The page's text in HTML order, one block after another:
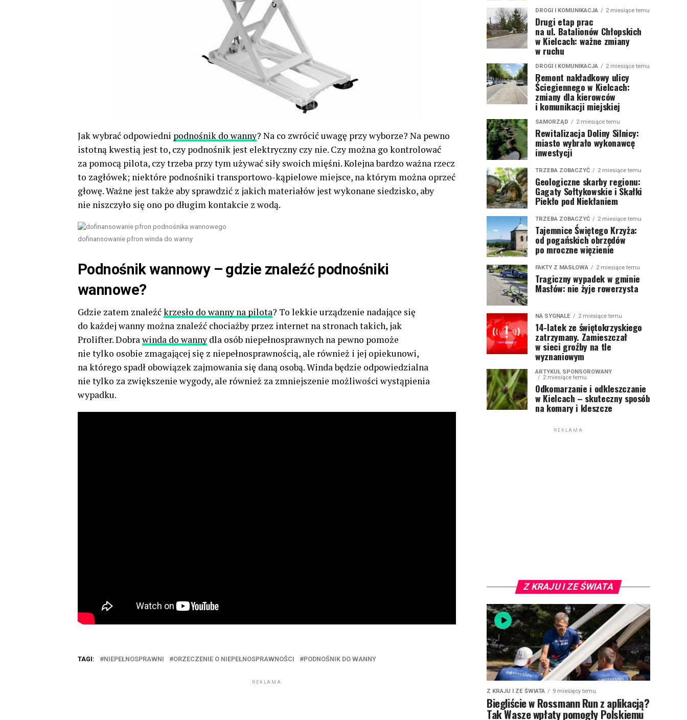
Jak wybrać odpowiedni podnośnik do wanny? Na co zwrócić uwagę przy wyborze? Na pewno
istotną kwestią jest to, czy podnośnik jest elektryczny czy nie. Czy można go kontrolować
za pomocą pilota, czy trzeba przy tym używać siły swoich mięśni. Kolejna bardzo ważna rzecz
to zagłówek; niektóre podnośniki transportowo-kąpielowe miejsce, na którym można oprzeć
głowę. Ważne jest także aby sprawdzić z jakich materiałów jest wykonane siedzisko, aby
nie niszczyło się ono po długim kontakcie z wodą.
dofinansowanie pfron winda do wanny
Podnośnik wannowy – gdzie znaleźć podnośniki
wannowe?
Gdzie zatem znaleźćkrzesło do wanny na pilota? To lekkie urządzenie nadające się
do każdej wanny można znaleźć chociażby przez internet na stronach takich, jak
Prolifter. Dobrawinda do wanny dla osób niepełnosprawnych na pewno pomoże
nie tylko osobie zmagającej się z niepełnosprawnością, ale również i jej opiekunowi,
na którego spadł obowiązek zajmowania się daną osobą. Winda będzie odpowiedzialna
nie tylko za zwiększenie wygody, ale również za zmniejszenie możliwości wystąpienia
wypadku.
TAGI: NIEPEŁNOSPRAWNI ORZECZENIE O NIEPEŁNOSPRAWNOŚCI PODNOŚNIK DO WANNY
REKLAMA
DROGI I KOMUNIKACJA 2 miesiące temu
Drugi etap prac
na ul. Batalionów Chłopskich
w Kielcach: ważne zmiany
w ruchu
DROGI I KOMUNIKACJA 2 miesiące temu
Remont nakładkowy ulicy
Ściegiennego w Kielcach:
zmiany dla kierowców
i komunikacji miejskiej
SAMORZĄD 2 miesiące temu
Rewitalizacja Doliny Silnicy:
miasto wybrało wykonawcę
inwestycji
TRZEBA ZOBACZYĆ 2 miesiące temu
Geologiczne skarby regionu:
Gagaty Sołtykowskie i Skałki
Piekło pod Niekłaniem
TRZEBA ZOBACZYĆ 2 miesiące temu
Tajemnice Świętego Krzyża:
od pogańskich obrzędów
po mroczne więzienie
FAKTY Z MASŁOWA 2 miesiące temu
Tragiczny wypadek w gminie
Masłów: nie żyje rowerzysta
NA SYGNALE 2 miesiące temu
14-latek ze świętokrzyskiego
zatrzymany. Zamieszczał
w sieci groźby na tle
wyznaniowym
ARTYKUŁ SPONSOROWANY
2 miesiące temu
Odkomarzanie i odkleszczanie
w Kielcach – skuteczny sposób
na komary i kleszcze
REKLAMA
Z KRAJU I ZE ŚWIATA
Z KRAJU I ZE ŚWIATA 9 miesięcy temu
Biegliście w Rossmann Run z aplikacją?
Tak Wasze wpłaty pomogły Polskiemu